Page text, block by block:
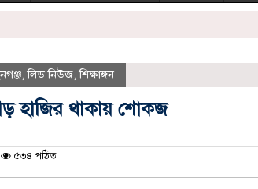
,লিড নিউজ ,শিক্ষাঙ্গন
গড় হাজির থাকায় শোকজ
৫৩৪ পঠিত